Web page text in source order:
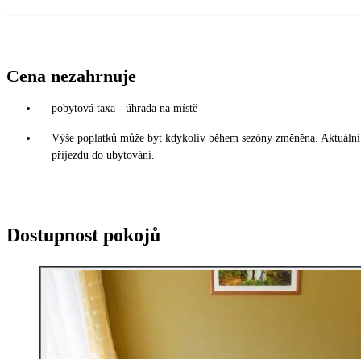
Cena nezahrnuje
pobytová taxa - úhrada na místě
Výše poplatků může být kdykoliv během sezóny změněna.
příjezdu do ubytování.
Dostupnost pokojů